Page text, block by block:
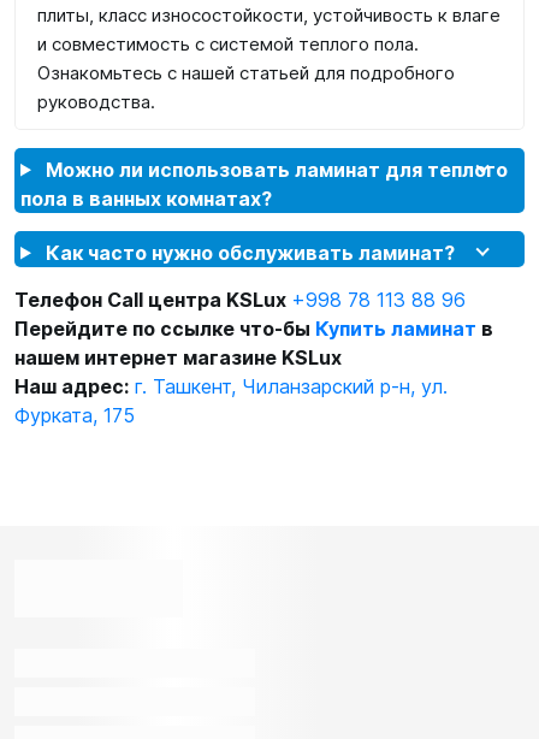
плиты, класс износостойкости, устойчивость к влаге
и совместимость с системой теплого пола.
Ознакомьтесь с нашей статьей для подробного
руководства.
Можно ли использовать ламинат для теплого
пола в ванных комнатах?
Как часто нужно обслуживать ламинат?
Телефон Call центра KSLux +998 78 113 88 96
Перейдите по ссылке что-бы Купить ламинат в
нашем интернет магазине KSLux
Наш адрес: г. Ташкент, Чиланзарский р-н, ул.
Фурката, 175